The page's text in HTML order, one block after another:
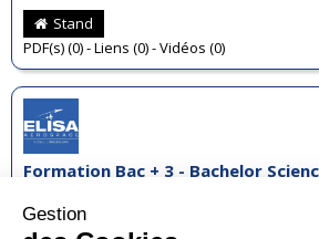
Stand
PDF(s) (0) - Liens (0) - Vidéos (0)
Formation Bac + 3 - Bachelor
Formation Initiale